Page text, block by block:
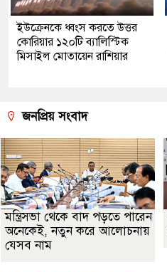
ইউক্রেনকে ধ্বংস করতে উত্তর
কোরিয়ার ১২০টি ব্যালিস্টিক
মিসাইল মোতায়েন রাশিয়ার
জনপ্রিয় সংবাদ
মন্ত্রিসভা থেকে বাদ পড়তে পারেন
অনেকেই, নতুন করে আলোচনায়
যেসব নাম